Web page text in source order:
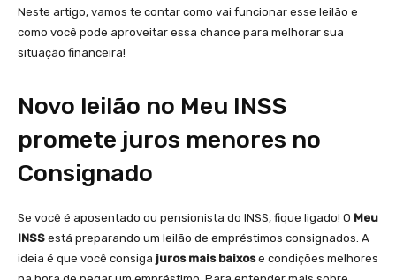
Neste artigo, vamos te contar como vai funcionar esse leilão e
como você pode aproveitar essa chance para melhorar sua
situação financeira!
Novo leilão no Meu INSS
promete juros menores no
Consignado
Se você é aposentado ou pensionista do INSS, fique ligado! O Meu
INSS está preparando um leilão de empréstimos consignados. A
ideia é que você consiga juros mais baixose condições melhores